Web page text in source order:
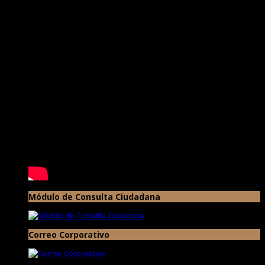
Módulo de Consulta Ciudadana
Correo Corporativo